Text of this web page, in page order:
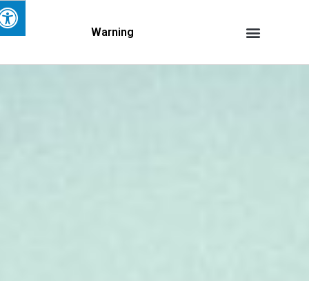
Warning